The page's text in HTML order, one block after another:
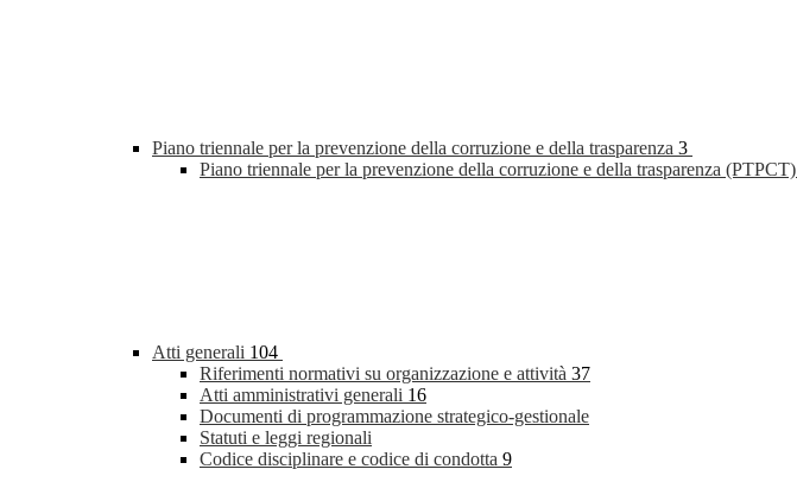
Piano triennale per la prevenzione della corruzione e della trasparenza 3
Piano triennale per la prevenzione della corruzione e della trasparenza (PTPCT)
Atti generali 104
Riferimenti normativi su organizzazione e attività 37
Atti amministrativi generali 16
Documenti di programmazione strategico-gestionale
Statuti e leggi regionali
Codice disciplinare e codice di condotta 9